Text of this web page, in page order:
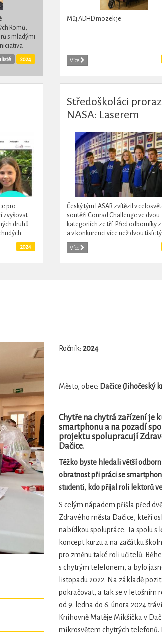
Romů,
s mladými
a nyní...
2024
Můj ADHD mozek je
Více
pro
zvyšovat
druhů
děti
2024
Středoškoláci
NASA: Laserem
ještě to nikdo
říká 16letý student
Český tým LASAR zvítězil v
soutěži Conrad Challenge ve dvou
kategoriích ze tří. Před odborníky z
a v konkurenci více než dvou tisíc
představili řešení, jak restartovat
nekomunikující družice...
Více
Ročník: 2024
Město, obec: Dačice (Jihočeský
Chytře na chytrá zařízení je
smartphonu a na pozadí
projektu spolupracují
Dačice.
Těžko byste hledali větší
obratnost při práci se
studenti, kdo přijal roli lektorů
S celým nápadem přišla před
Zdravého města Dačice, kteří
nabídkou spolupráce. Ta spolu
koncept kurzu a na začátku
pro změnu také roli učitelů.
s chytrým telefonem, a bylo
listopadu 2022. Na základě
pokračovat, a tak se v letošním
od 9. ledna do 6. února 2024
Knihovně Matěje Mikšíčka v
mikrosvětem chytrých telefonů.